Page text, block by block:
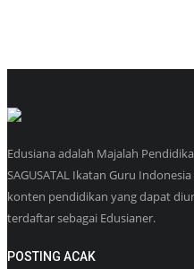
Edusiana adalah Majalah
SAGUSATAL Ikatan Guru
konten pendidikan yang dapat
terdaftar sebagai Edusianer.
POSTING ACAK